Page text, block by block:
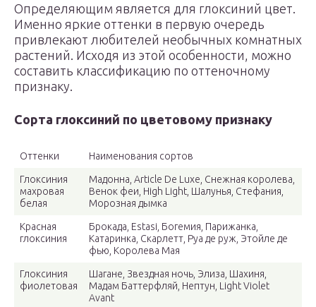
Определяющим является для глоксиний цвет.
Именно яркие оттенки в первую очередь
привлекают любителей необычных комнатных
растений. Исходя из этой особенности, можно
составить классификацию по оттеночному
признаку.
Сорта глоксиний по цветовому признаку
Оттенки Наименования сортов
Глоксиния
махровая
белая
Мадонна, Article De Luxe, Снежная королева,
Венок феи, High Light, Шалунья, Стефания,
Морозная дымка
Красная
глоксиния
Брокада, Estasi, Богемия, Парижанка,
Катаринка, Скарлетт, Руа де руж, Этойле де
фью, Королева Мая
Глоксиния
фиолетовая
Шагане, Звездная ночь, Элиза, Шахиня,
Мадам Баттерфляй, Нептун, Light Violet
Avant